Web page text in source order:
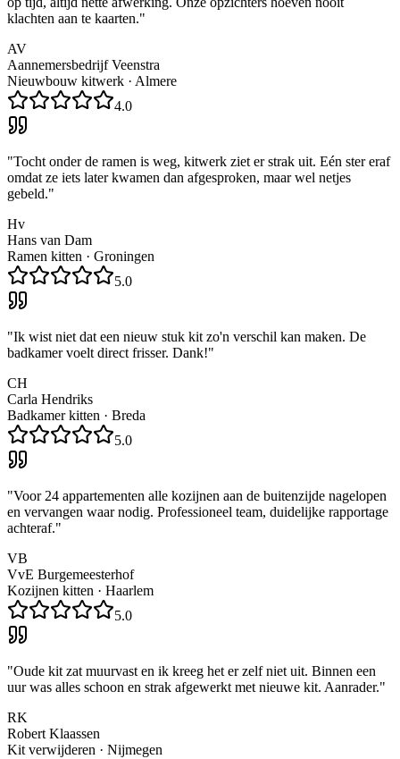
klachten aan te kaarten."
AV
Aannemersbedrijf Veenstra
Nieuwbouw kitwerk · Almere
4.0
"Tocht onder de ramen is weg, kitwerk ziet er strak uit. Eén ster eraf
omdat ze iets later kwamen dan afgesproken, maar wel netjes
gebeld."
Hv
Hans van Dam
Ramen kitten · Groningen
5.0
"Ik wist niet dat een nieuw stuk kit zo'n verschil kan maken. De
badkamer voelt direct frisser. Dank!"
CH
Carla Hendriks
Badkamer kitten · Breda
5.0
"Voor 24 appartementen alle kozijnen aan de buitenzijde nagelopen
en vervangen waar nodig. Professioneel team, duidelijke rapportage
achteraf."
VB
VvE Burgemeesterhof
Kozijnen kitten · Haarlem
5.0
"Oude kit zat muurvast en ik kreeg het er zelf niet uit. Binnen een
uur was alles schoon en strak afgewerkt met nieuwe kit. Aanrader."
RK
Robert Klaassen
Kit verwijderen · Nijmegen